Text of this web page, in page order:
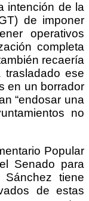
intención de la
de imponer
operativos
completa
recaería
ese
en un borrador
“endosar una
no
Popular
Senado para
tiene
de estas